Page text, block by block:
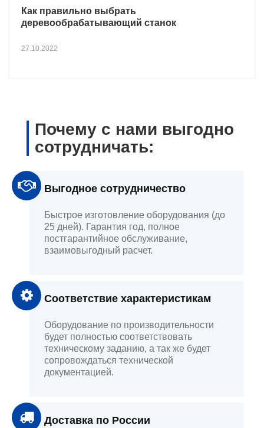
Как правильно выбрать
деревообрабатывающий станок
27.10.2022
Почему с нами выгодно
сотрудничать:
Выгодное сотрудничество
Быстрое изготовление оборудования (до
25 дней). Гарантия год, полное
постгарантийное обслуживание,
взаимовыгодный расчет.
Соответствие характеристикам
Оборудование по производительности
будет полностью соответствовать
техническому заданию, а так же будет
сопровождаться технической
документацией.
Доставка по России